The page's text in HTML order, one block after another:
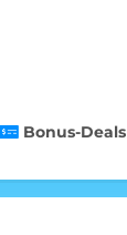
Bonus-Deals